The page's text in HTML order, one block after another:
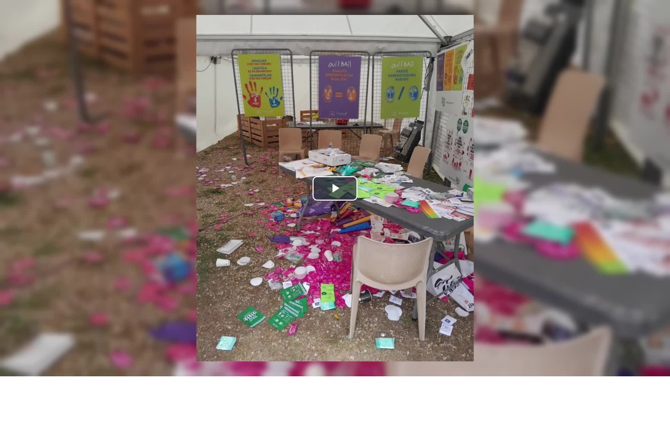
Bideoa
hasi